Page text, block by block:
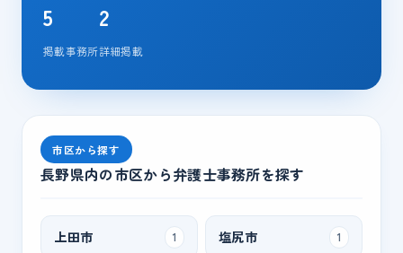
5
掲載事務所
2
詳細掲載
市区から探す
長野県内の市区から弁護士事務所を探す
上田市 1 塩尻市 1